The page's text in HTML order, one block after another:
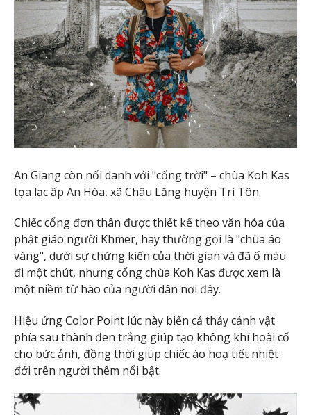
An Giang còn nổi danh với "cổng trời" – chùa Koh Kas
tọa lạc ấp An Hòa, xã Châu Lăng huyện Tri Tôn.
Chiếc cổng đơn thân được thiết kế theo văn hóa của
phật giáo người Khmer, hay thường gọi là "chùa áo
vàng", dưới sự chứng kiến của thời gian và đã ố màu
đi một chút, nhưng cổng chùa Koh Kas được xem là
một niềm từ hào của người dân nơi đây.
Hiệu ứng Color Point lúc này biến cả thảy cảnh vật
phía sau thành đen trắng giúp tạo không khí hoài cổ
cho bức ảnh, đồng thời giúp chiếc áo hoạ tiết nhiệt
đới trên người thêm nổi bật.